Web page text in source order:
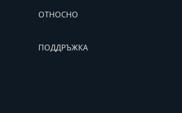
ОТНОСНО
ПОДДРЪЖКА